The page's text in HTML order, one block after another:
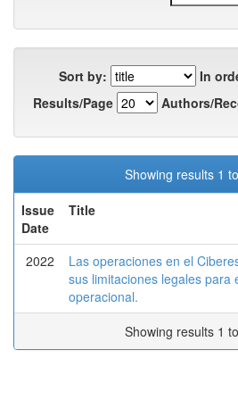
Sort by:
In
Results/Page
Authors/
Showing results 1
Issue
Date
Title
2022
Las operaciones en el
sus limitaciones legales para
operacional.
Showing results 1